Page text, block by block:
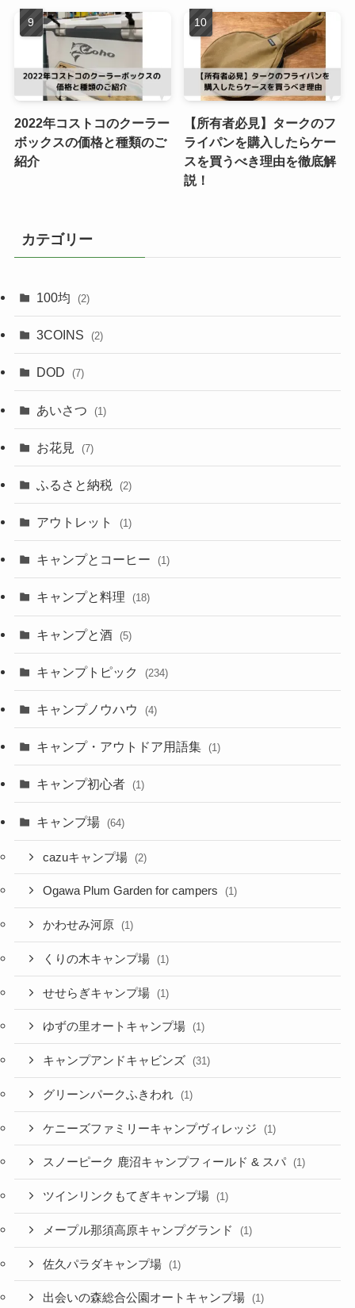
2022年コストコのクーラー
ボックスの価格と種類のご
紹介
【所有者必見】タークのフ
ライパンを購入したらケー
スを買うべき理由を徹底解
説！
カテゴリー
100均 (2)
3COINS (2)
DOD (7)
あいさつ (1)
お花見 (7)
ふるさと納税 (2)
アウトレット (1)
キャンプとコーヒー (1)
キャンプと料理 (18)
キャンプと酒 (5)
キャンプトピック (234)
キャンプノウハウ (4)
キャンプ・アウトドア用語集 (1)
キャンプ初心者 (1)
キャンプ場 (64)
cazuキャンプ場 (2)
Ogawa Plum Garden for campers (1)
かわせみ河原 (1)
くりの木キャンプ場 (1)
せせらぎキャンプ場 (1)
ゆずの里オートキャンプ場 (1)
キャンプアンドキャビンズ (31)
グリーンパークふきわれ (1)
ケニーズファミリーキャンプヴィレッジ (1)
スノーピーク 鹿沼キャンプフィールド & スパ (1)
ツインリンクもてぎキャンプ場 (1)
メープル那須高原キャンプグランド (1)
佐久パラダキャンプ場 (1)
出会いの森総合公園オートキャンプ場 (1)